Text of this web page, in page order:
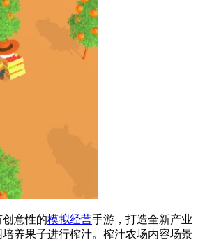
意性的模拟经营手游，打造全新产业
养果子进行榨汁。榨汁农场内容场景